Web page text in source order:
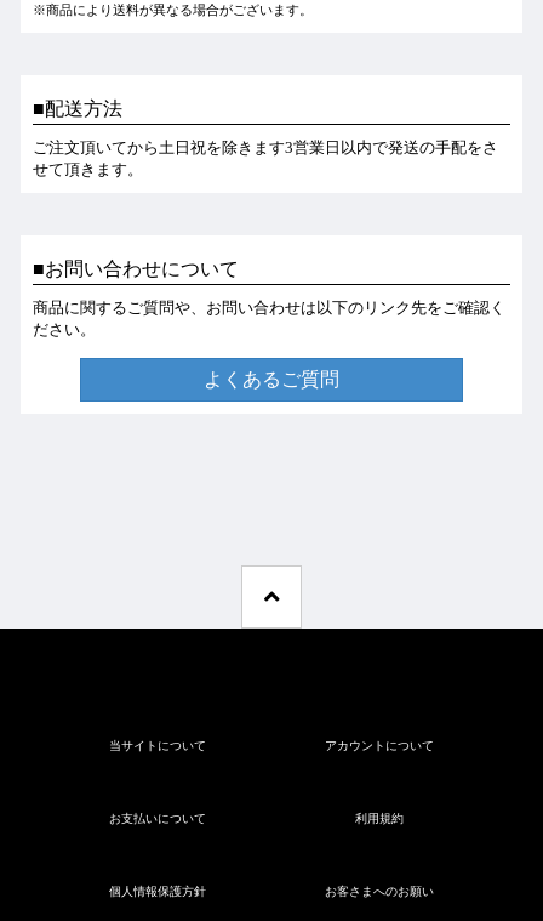
※商品により送料が異なる場合がございます。
配送方法
ご注文頂いてから土日祝を除きます3営業日以内で発送の手配をさ
せて頂きます。
お問い合わせについて
商品に関するご質問や、お問い合わせは以下のリンク先をご確認く
ださい。
よくあるご質問
当サイトについて アカウントについて
お支払いについて 利用規約
個人情報保護方針 お客さまへのお願い